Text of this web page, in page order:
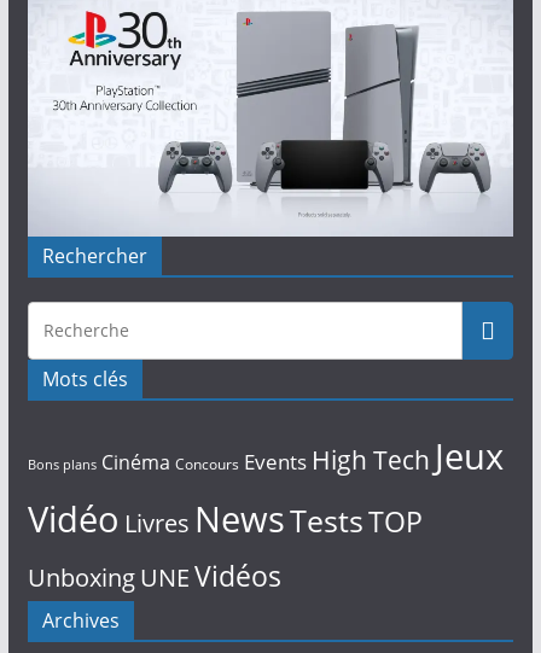
Rechercher
Mots clés
Bons plans Cinéma Concours Events High Tech Jeux
Vidéo Livres NewsTestsTOP
UnboxingUNEVidéos
Archives